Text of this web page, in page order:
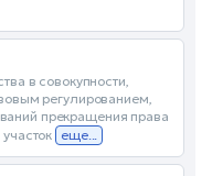
в совокупности,
регулированием,
прекращения права
еще...